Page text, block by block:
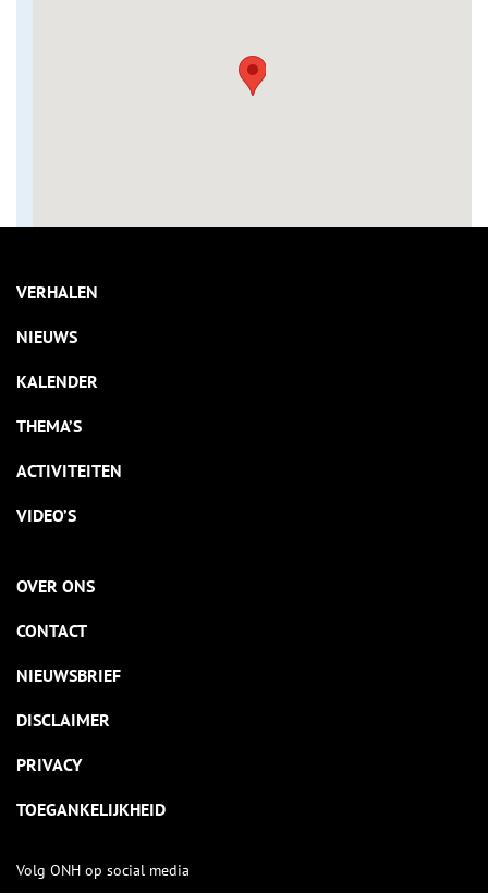
VERHALEN
NIEUWS
KALENDER
THEMA’S
ACTIVITEITEN
VIDEO’S
OVER ONS
CONTACT
NIEUWSBRIEF
DISCLAIMER
PRIVACY
TOEGANKELIJKHEID
Volg ONH op social media